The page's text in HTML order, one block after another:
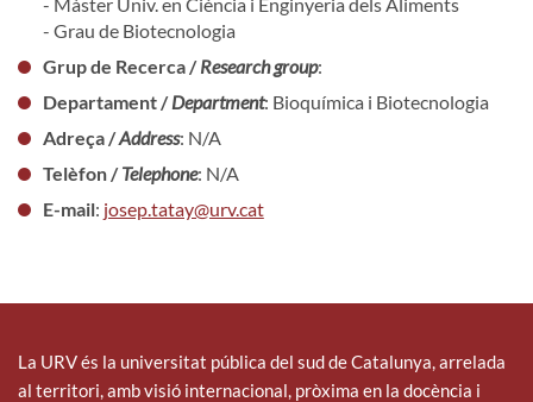
- Grau de Biotecnologia
Grup de Recerca /Research group:
Departament /Department: Bioquímica i Biotecnologia
Adreça /Address: N/A
Telèfon /Telephone: N/A
E-mail: josep.tatay@urv.cat
La URV és la universitat pública del sud de Catalunya, arrelada
al territori, amb visió internacional, pròxima en la docència i